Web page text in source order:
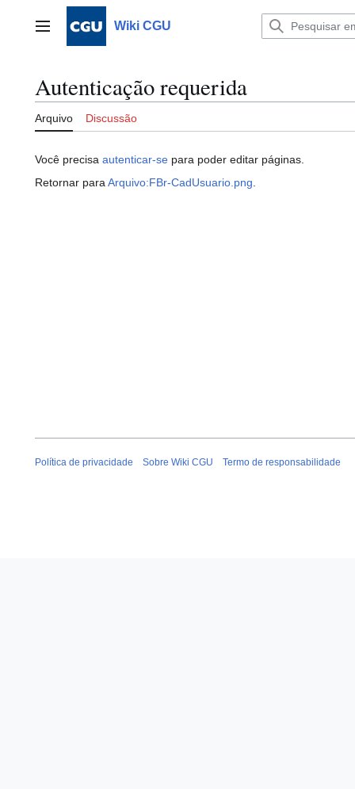
Menu principalWiki CGU
Autenticação requerida
Arquivo Discussão
Você precisa autenticar-se para poder editar páginas.
Retornar para Arquivo:FBr-CadUsuario.png
Política de privacidade Sobre Wiki CGU Termo de responsabilidade